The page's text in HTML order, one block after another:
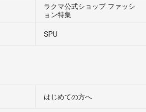
ラクマ公式ショップ ファッシ
ョン特集
SPU
はじめての方へ